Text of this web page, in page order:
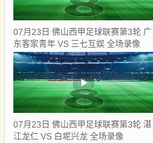
07月23日 佛山西甲足球联赛第3轮 广
东客家青年 VS 三七互娱 全场录像
07月23日 佛山西甲足球联赛第3轮 湛
江龙仁 VS 白坭兴龙 全场录像